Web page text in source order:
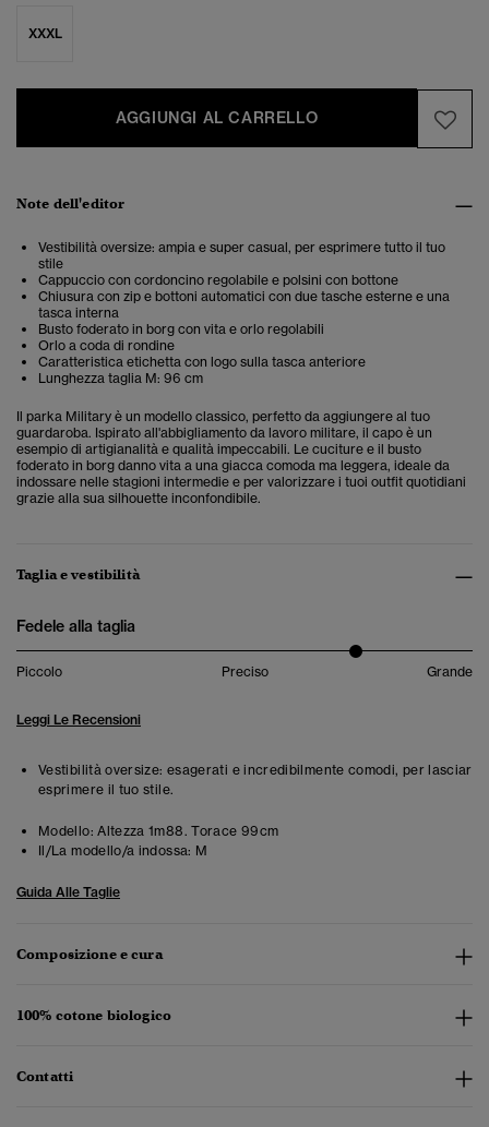
XXXL
AGGIUNGI AL CARRELLO
Note dell'editor
Vestibilità oversize: ampia e super casual, per esprimere tutto il tuo
stile
Cappuccio con cordoncino regolabile e polsini con bottone
Chiusura con zip e bottoni automatici con due tasche esterne e una
tasca interna
Busto foderato in borg con vita e orlo regolabili
Orlo a coda di rondine
Caratteristica etichetta con logo sulla tasca anteriore
Lunghezza taglia M: 96 cm
Il parka Military è un modello classico, perfetto da aggiungere al tuo
guardaroba. Ispirato all'abbigliamento da lavoro militare, il capo è un
esempio di artigianalità e qualità impeccabili. Le cuciture e il busto
foderato in borg danno vita a una giacca comoda ma leggera, ideale da
indossare nelle stagioni intermedie e per valorizzare i tuoi outfit quotidiani
grazie alla sua silhouette inconfondibile.
Taglia e vestibilità
Fedele alla taglia
Piccolo Preciso Grande
Leggi Le Recensioni
Vestibilità oversize: esagerati e incredibilmente comodi, per lasciar
esprimere il tuo stile.
Modello: Altezza 1m88. Torace 99cm
Il/La modello/a indossa: M
Guida Alle Taglie
Composizione e cura
100% cotone biologico
Contatti